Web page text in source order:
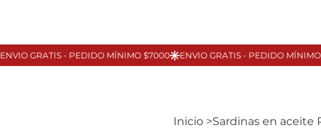
Inicio >Sardinas en aceite